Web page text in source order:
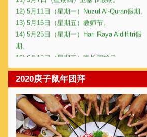
12) 5月11日（星期一）Nuzul Al-Quran假期。
13) 5月15日（星期五）教师节。
14) 5月25日（星期一）Hari Raya Aidilfitri假
期。
15) 6月12日（星期五）家长回校日。
17) 7月18日（星期六）运动会。
18) 7月31日（星期五）Hari Raya Haji假期。
19) 8月8日（星期六）制服团体生活营。
20) 8月20日（星期四）Awal Muharam假期。
21) 8月31日（星期一）国庆日假期。
22) 9月1日至3日、7日、8日UPSR。
2020庚子鼠年团拜